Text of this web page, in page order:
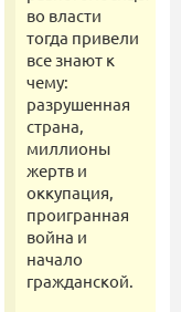
во власти
тогда привели
все знают к
чему:
разрушенная
страна,
миллионы
жертв и
оккупация,
проигранная
война и
начало
гражданской.